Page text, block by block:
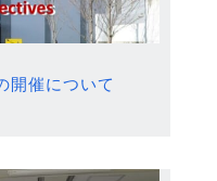
開催について